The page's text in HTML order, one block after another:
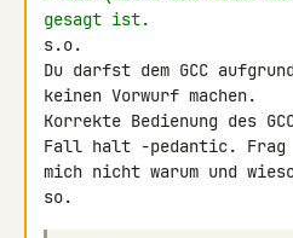
gesagt ist.
s.o.
Du darfst dem GCC
keinen Vorwurf machen.
Korrekte Bedienung des
Fall halt -pedantic. Frag
mich nicht warum und
so.